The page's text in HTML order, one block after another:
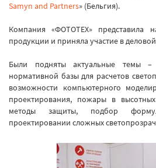
Samyn and Partners» (Бельгия).
Компания «ФОТОТЕХ» представила
продукции и приняла участие в
Были подняты актуальные темы –
нормативной базы для расчетов
возможности компьютерного
проектирования, пожары в
методы защиты, подбор
проектировании сложных